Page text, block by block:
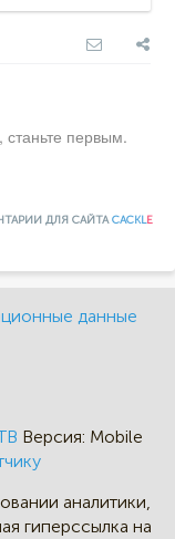
первым.
ДЛЯ САЙТАCACKLE
данные
Версия: Mobile
аналитики,
гиперссылка на